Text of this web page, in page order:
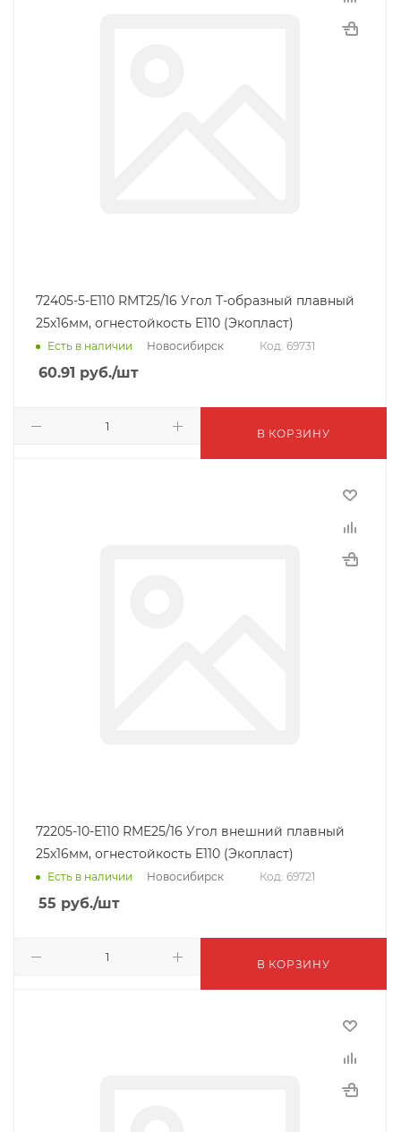
72405-5-E110 RMT25/16 Угол Т-образный плавный
25х16мм, огнестойкость E110 (Экопласт)
Есть в наличии Новосибирск Код: 69731
60.91 руб./шт
В КОРЗИНУ
72205-10-E110 RME25/16 Угол внешний плавный
25х16мм, огнестойкость E110 (Экопласт)
Есть в наличии Новосибирск Код: 69721
55 руб./шт
В КОРЗИНУ